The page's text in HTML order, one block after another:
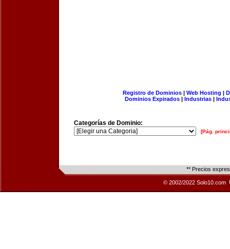
Registro de Dominios| Web Hosting |
Dominios Expirados | Industrias |
Categorías de Dominio:
[Pág.
** Precios
© 2002/2022 Solo10.com